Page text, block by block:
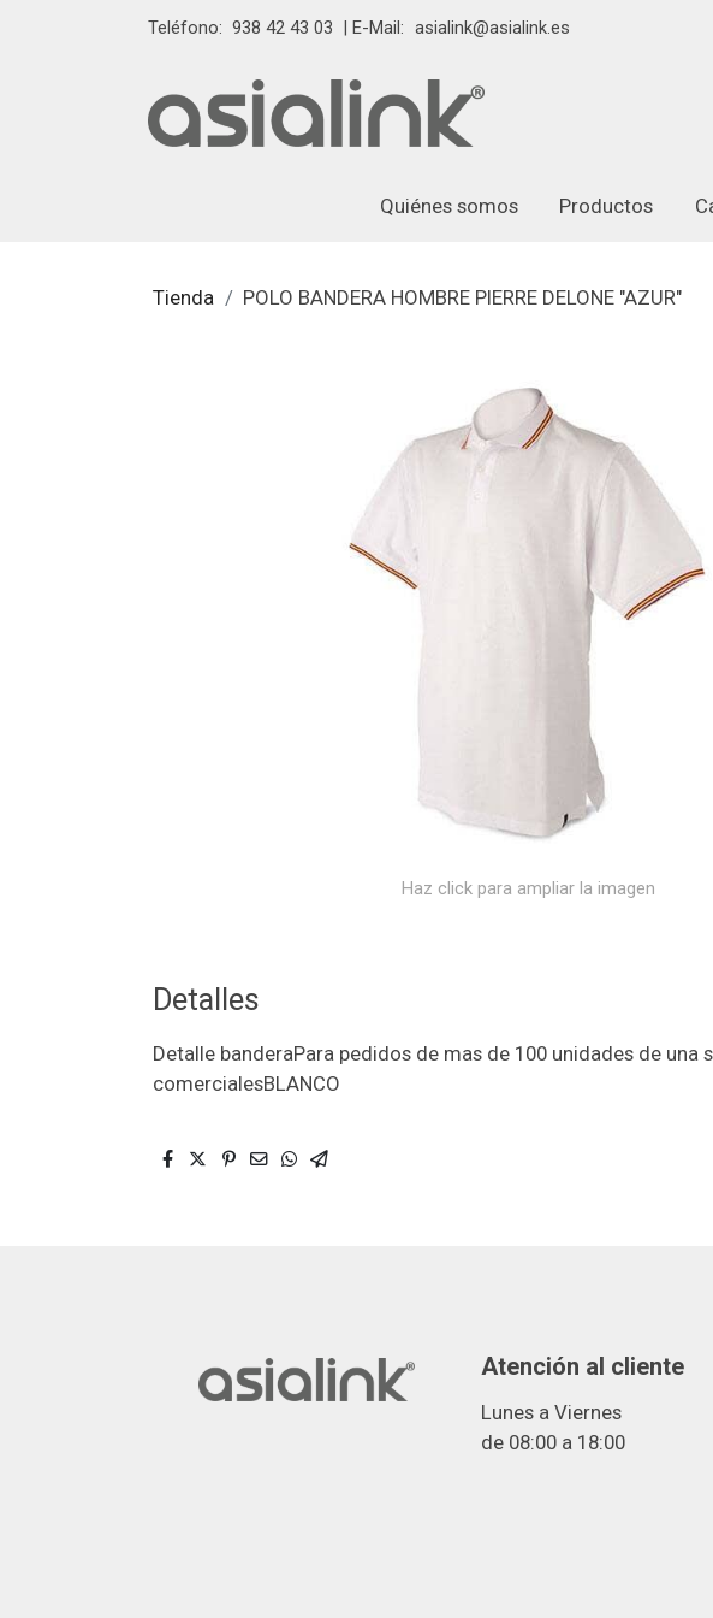
Teléfono: 938 42 43 03 | E-Mail: asialink@asialink.es
Quiénes somos Productos
Tienda POLO BANDERA HOMBRE PIERRE DELONE "AZUR"
Haz click para ampliar la imagen
Detalles
Detalle banderaPara pedidos de mas de 100 unidades de una
comercialesBLANCO
Atención al cliente
Lunes a Viernes
de 08:00 a 18:00